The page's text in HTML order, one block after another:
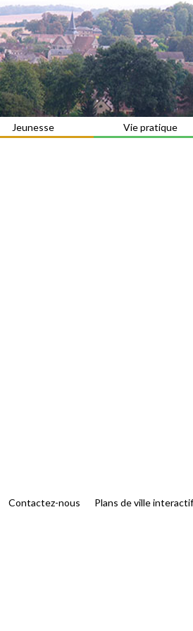
Jeunesse Vie pratique
Contactez-nous Plans de ville